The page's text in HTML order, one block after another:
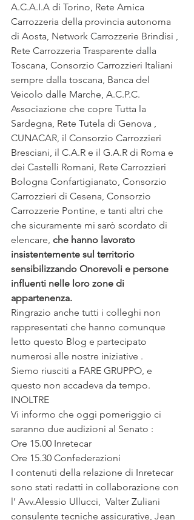
A.C.A.I.A di Torino, Rete Amica
Carrozzeria della provincia autonoma
di Aosta, Network Carrozzerie Brindisi ,
Rete Carrozzeria Trasparente dalla
Toscana, Consorzio Carrozzieri Italiani
sempre dalla toscana, Banca del
Veicolo dalle Marche, A.C.P.C.
Associazione che copre Tutta la
Sardegna, Rete Tutela di Genova ,
CUNACAR, il Consorzio Carrozzieri
Bresciani, il C.A.R e il G.A.R di Roma e
dei Castelli Romani, Rete Carrozzieri
Bologna Confartigianato, Consorzio
Carrozzieri di Cesena, Consorzio
Carrozzerie Pontine, e tanti altri che
che sicuramente mi sarò scordato di
elencare, che hanno lavorato
insistentemente sul territorio
sensibilizzando Onorevoli e persone
influenti nelle loro zone di
appartenenza.
Ringrazio anche tutti i colleghi non
rappresentati che hanno comunque
letto questo Blog e partecipato
numerosi alle nostre iniziative .
Siemo riusciti a FARE GRUPPO, e
questo non accadeva da tempo.
INOLTRE
Vi informo che oggi pomeriggio ci
saranno due audizioni al Senato :
Ore 15.00 Inretecar
Ore 15.30 Confederazioni
I contenuti della relazione di Inretecar
sono stati redatti in collaborazione con
l’ Avv.Alessio Ullucci,  Valter Zuliani
consulente tecniche assicurative, Jean